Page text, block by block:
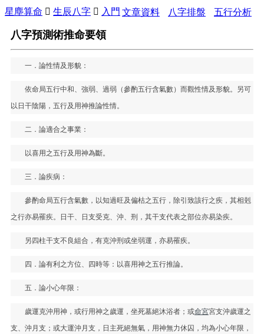
星塵算命  生辰八字  入門 文章資料 八字排盤 五行分析
八字預測術推命要領
一．論性情及形貌：
依命局五行中和、強弱、過弱（參酌五行含氣數）而觀性情及形貌。另可
以日干陰陽，五行及用神推論性情。
二．論適合之事業：
以喜用之五行及用神為斷。
三．論疾病：
參酌命局五行含氣數，以知過旺及偏枯之五行，除引致該行之疾，其相剋
之行亦易罹疾。日干、日支受克、沖、刑，其干支代表之部位亦易染疾。
另四柱干支不良組合，有克沖刑或坐弱運，亦易罹疾。
四．論有利之方位、四時等：以喜用神之五行推論。
五．論小心年限：
歲運克沖用神，或行用神之歲運，坐死墓絕沐浴者；或命宮宮支沖歲運之
支、沖月支；或大運沖月支，日主死絕無氣，用神無力休囚，均為小心年限，